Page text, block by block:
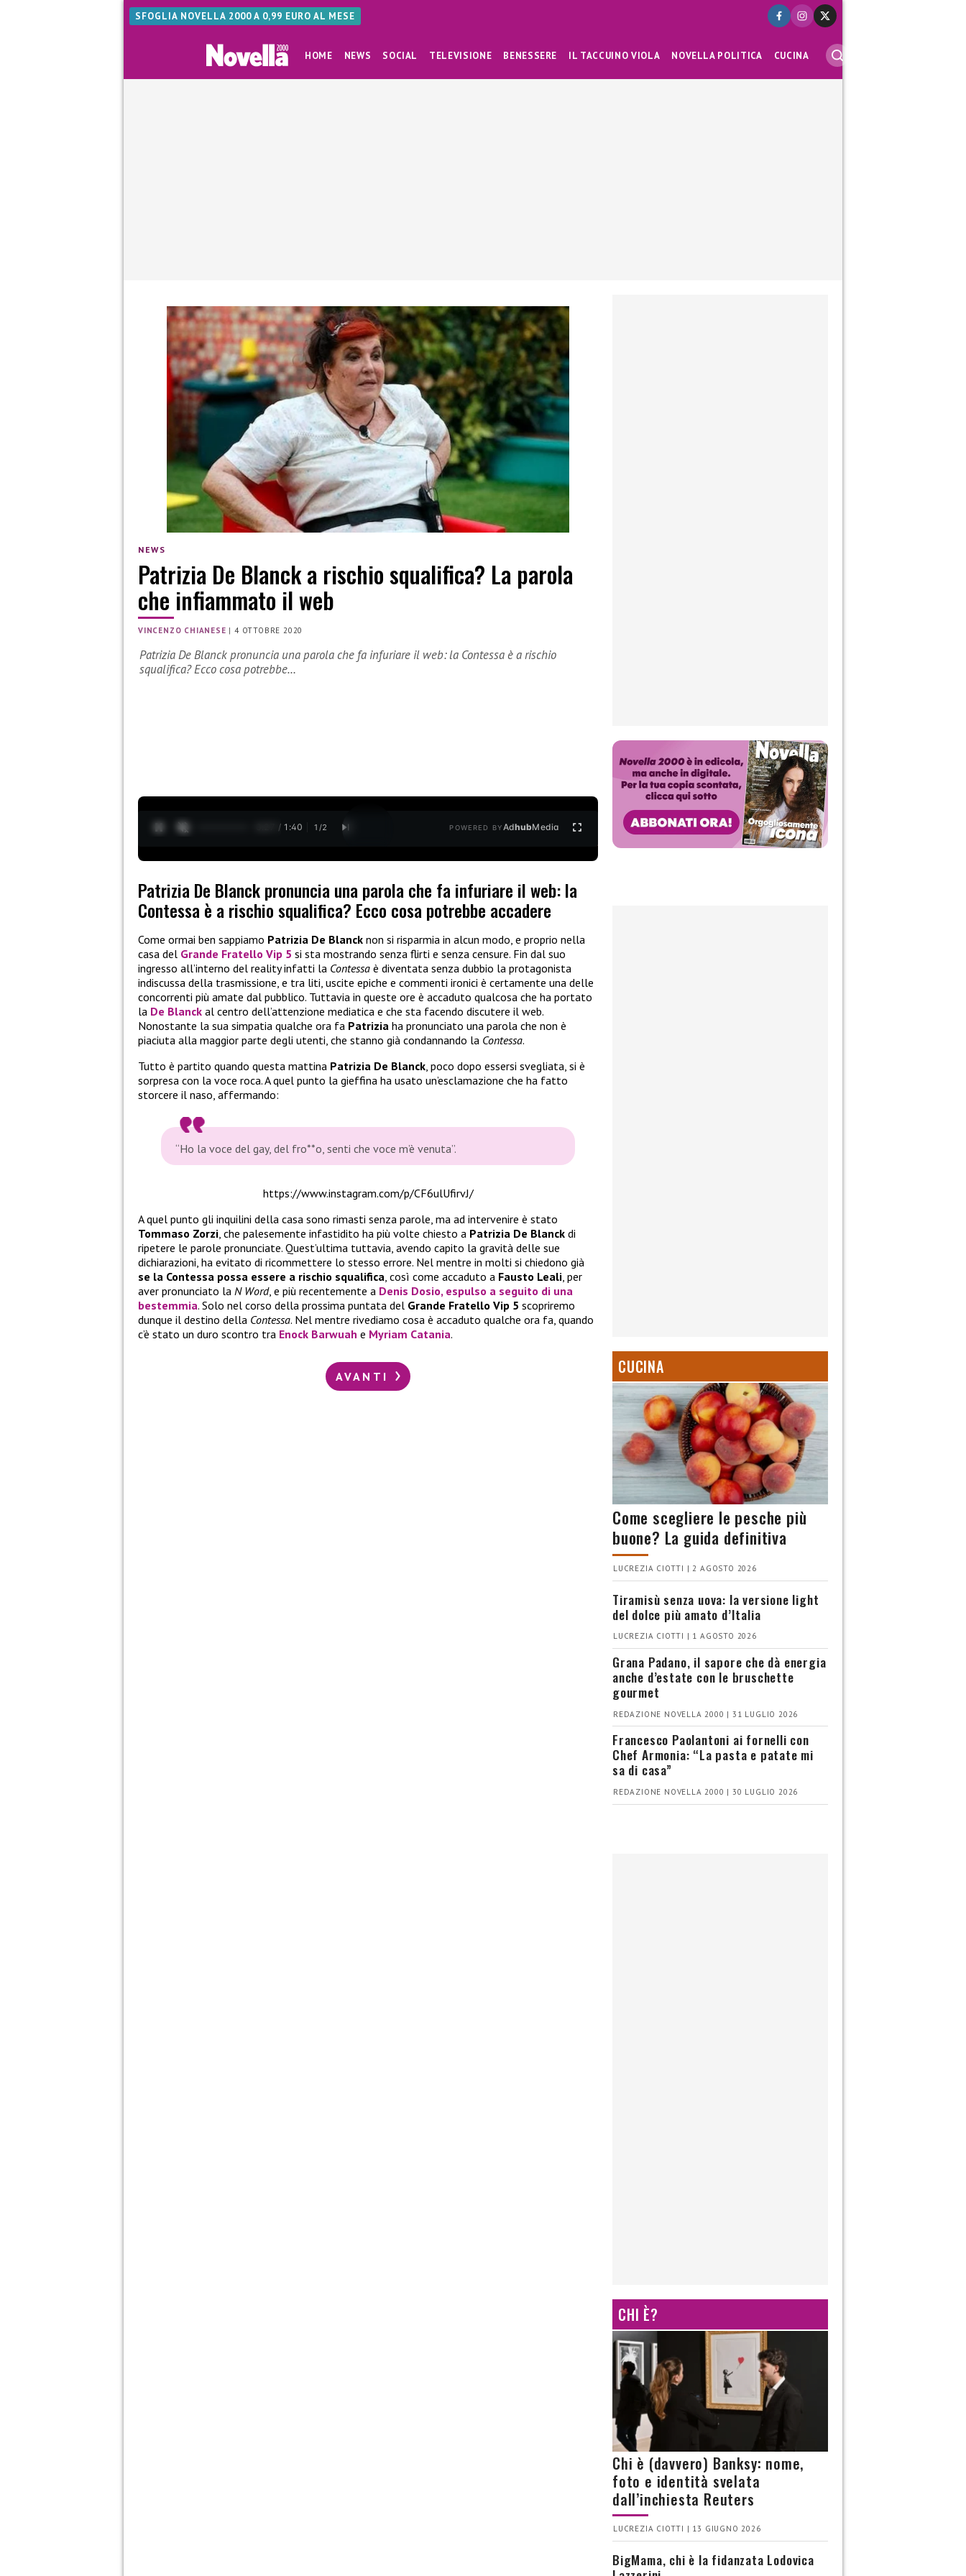
SFOGLIA NOVELLA 2000 A 0,99 EURO AL MESE
HOME NEWS SOCIAL TELEVISIONE BENESSERE IL TACCUINO VIOLA NOVELLA POLITICA CUCINA
NEWS
Patrizia De Blanck a rischio squalifica? La parola
che infiammato il web
VINCENZO CHIANESE |4 OTTOBRE 2020
Patrizia De Blanck pronuncia una parola che fa infuriare il web: la Contessa è a rischio
squalifica? Ecco cosa potrebbe…
0:28 / 1:40 1 /2 POWERED BYAdhubMedia
Patrizia De Blanck pronuncia una parola che fa infuriare il web: la
Contessa è a rischio squalifica? Ecco cosa potrebbe accadere
Come ormai ben sappiamo Patrizia De Blanck non si risparmia in alcun modo, e proprio nella
casa del Grande Fratello Vip 5 si sta mostrando senza flirti e senza censure. Fin dal suo
ingresso all’interno del reality infatti la Contessa è diventata senza dubbio la protagonista
indiscussa della trasmissione, e tra liti, uscite epiche e commenti ironici è certamente una delle
concorrenti più amate dal pubblico. Tuttavia in queste ore è accaduto qualcosa che ha portato
la De Blanck al centro dell’attenzione mediatica e che sta facendo discutere il web.
Nonostante la sua simpatia qualche ora fa Patrizia ha pronunciato una parola che non è
piaciuta alla maggior parte degli utenti, che stanno già condannando la Contessa.
Tutto è partito quando questa mattina Patrizia De Blanck, poco dopo essersi svegliata, si è
sorpresa con la voce roca. A quel punto la gieffina ha usato un’esclamazione che ha fatto
storcere il naso, affermando:
“Ho la voce del gay, del fro**o, senti che voce m’è venuta”.
https://www.instagram.com/p/CF6ulUfirvJ/
A quel punto gli inquilini della casa sono rimasti senza parole, ma ad intervenire è stato
Tommaso Zorzi, che palesemente infastidito ha più volte chiesto a Patrizia De Blanck di
ripetere le parole pronunciate. Quest’ultima tuttavia, avendo capito la gravità delle sue
dichiarazioni, ha evitato di ricommettere lo stesso errore. Nel mentre in molti si chiedono già
se la Contessa possa essere a rischio squalifica, così come accaduto a Fausto Leali, per
aver pronunciato la N Word, e più recentemente a Denis Dosio, espulso a seguito di una
bestemmia. Solo nel corso della prossima puntata del Grande Fratello Vip 5 scopriremo
dunque il destino della Contessa. Nel mentre rivediamo cosa è accaduto qualche ora fa, quando
c’è stato un duro scontro tra Enock Barwuah e Myriam Catania.
AVANTI CUCINA
Come scegliere le pesche più
buone? La guida definitiva
LUCREZIA CIOTTI | 2 AGOSTO 2026
Tiramisù senza uova: la versione light
del dolce più amato d’Italia
LUCREZIA CIOTTI | 1 AGOSTO 2026
Grana Padano, il sapore che dà energia
anche d’estate con le bruschette
gourmet
REDAZIONE NOVELLA 2000 | 31 LUGLIO 2026
Francesco Paolantoni ai fornelli con
Chef Armonia: “La pasta e patate mi
sa di casa”
REDAZIONE NOVELLA 2000 | 30 LUGLIO 2026
CHI È?
Chi è (davvero) Banksy: nome,
foto e identità svelata
dall’inchiesta Reuters
LUCREZIA CIOTTI | 13 GIUGNO 2026
BigMama, chi è la fidanzata Lodovica